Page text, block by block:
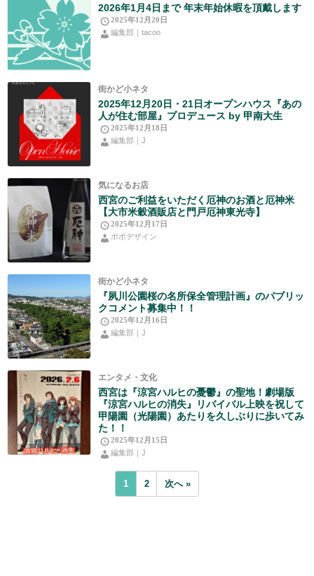
2026年1月4日まで 年末年始休暇を頂戴します
2025年12月20日
編集部｜tacoo
街かど小ネタ
2025年12月20日・21日オープンハウス『あの
人が住む部屋』プロデュース by 甲南大生
2025年12月18日
編集部｜J
気になるお店
西宮のご利益をいただく厄神のお酒と厄神米
【大市米穀酒販店と門戸厄神東光寺】
2025年12月17日
ポポデザイン
街かど小ネタ
『夙川公園桜の名所保全管理計画』のパブリッ
クコメント募集中！！
2025年12月16日
編集部｜J
エンタメ・文化
西宮は『涼宮ハルヒの憂鬱』の聖地！劇場版
『涼宮ハルヒの消失』リバイバル上映を祝して
甲陽園（光陽園）あたりを久しぶりに歩いてみ
た！！
2025年12月15日
編集部｜J
1 2 次へ »